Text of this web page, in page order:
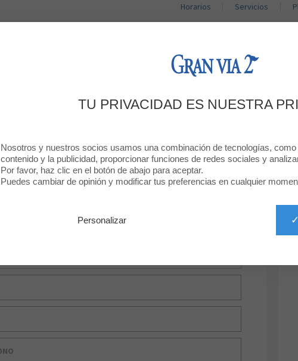
Horarios Servicios
DÉJANOS TU OPINIÓN
TU PRIVACIDAD ES NUESTRA
Nosotros y nuestros socios usamos una combinación de tecnologías,
contenido y la publicidad, proporcionar funciones de redes sociales y
Por favor, haz clic en el botón de abajo para aceptar.
Puedes cambiar de opinión y modificar tus preferencias en cualquier
Personalizar